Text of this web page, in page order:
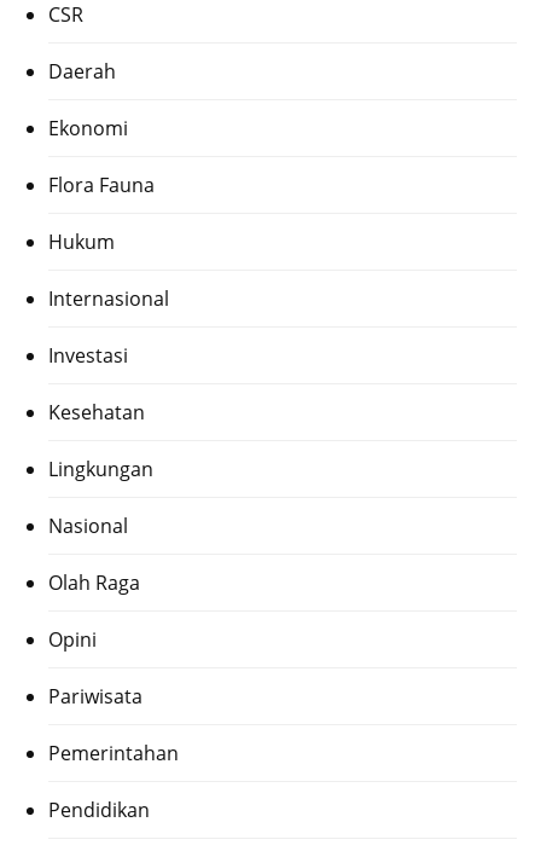
CSR
Daerah
Ekonomi
Flora Fauna
Hukum
Internasional
Investasi
Kesehatan
Lingkungan
Nasional
Olah Raga
Opini
Pariwisata
Pemerintahan
Pendidikan